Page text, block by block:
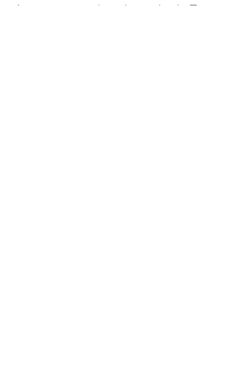
Ante esto, con la asistencia de Tamara